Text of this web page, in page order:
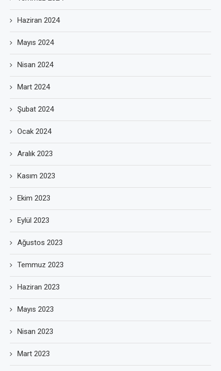
Haziran 2024
Mayıs 2024
Nisan 2024
Mart 2024
Şubat 2024
Ocak 2024
Aralık 2023
Kasım 2023
Ekim 2023
Eylül 2023
Ağustos 2023
Temmuz 2023
Haziran 2023
Mayıs 2023
Nisan 2023
Mart 2023